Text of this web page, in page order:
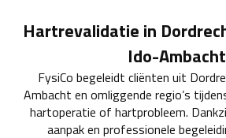
Hartrevalidatie in
Ido-Ambacht
FysiCo begeleidt cliënten uit
Ambacht en omliggende regio’s
hartoperatie of hartprobleem.
aanpak en professionele